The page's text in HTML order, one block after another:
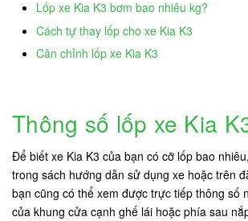
Lốp xe Kia K3 bơm bao nhiêu kg?
Cách tự thay lốp cho xe Kia K3
Cân chỉnh lốp xe Kia K3
Thông số lốp xe Kia
Để biết xe Kia K3 của bạn có cỡ lốp bao
trong sách hướng dẫn sử dụng xe hoặc trên
bạn cũng có thể xem được trực tiếp thông số
của khung cửa cạnh ghế lái hoặc phía sau